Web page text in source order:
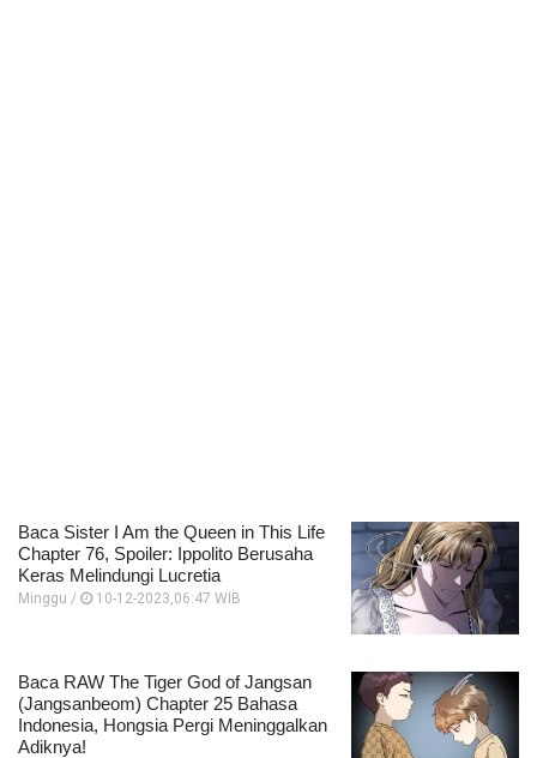
Baca Sister I Am the Queen in This Life
Chapter 76, Spoiler: Ippolito Berusaha
Keras Melindungi Lucretia
Minggu / 10-12-2023,06:47 WIB
Baca RAW The Tiger God of Jangsan
(Jangsanbeom) Chapter 25 Bahasa
Indonesia, Hongsia Pergi Meninggalkan
Adiknya!